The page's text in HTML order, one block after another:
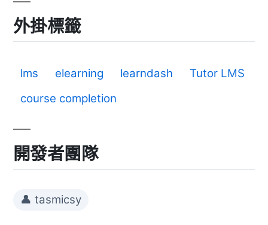
外掛標籤
lms elearning learndash
Tutor LMS
course completion
開發者團隊
👤 tasmicsy